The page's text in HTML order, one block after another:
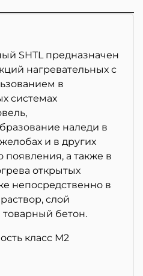
SHTL предназначен
нагревательных с
в
системах
наледи в
и в других
появления, а также в
открытых
непосредственно в
слой
товарный бетон.
класс М2